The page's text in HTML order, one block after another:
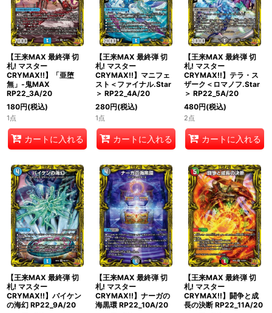
【王来MAX 最終弾 切
札! マスター
CRYMAX!!】「亜堕
無」-鬼MAX
RP22_3A/20
180円(税込)
1点
カートに入れる
【王来MAX 最終弾 切
札! マスター
CRYMAX!!】マニフェ
スト＜ファイナル.Star
＞ RP22_4A/20
280円(税込)
1点
カートに入れる
【王来MAX 最終弾 切
札! マスター
CRYMAX!!】テラ・ス
ザーク＜ロマノフ.Star
＞ RP22_5A/20
480円(税込)
2点
カートに入れる
【王来MAX 最終弾 切
札! マスター
CRYMAX!!】バイケン
の海幻 RP22_9A/20
【王来MAX 最終弾 切
札! マスター
CRYMAX!!】ナーガの
海黒環 RP22_10A/20
【王来MAX 最終弾 切
札! マスター
CRYMAX!!】闘争と成
長の決断 RP22_11A/20